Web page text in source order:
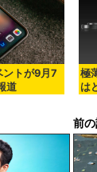
トが9月7
道
極
は
前